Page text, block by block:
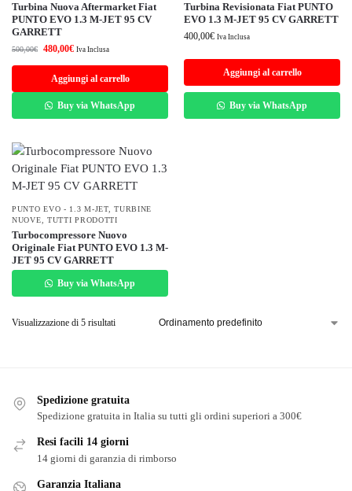
Turbina Nuova Aftermarket Fiat
PUNTO EVO 1.3 M-JET 95 CV
GARRETT
500,00€ 480,00€ Iva Inclusa
Aggiungi al carrello
Buy via WhatsApp
Turbina Revisionata Fiat PUNTO
EVO 1.3 M-JET 95 CV GARRETT
400,00€ Iva Inclusa
Aggiungi al carrello
Buy via WhatsApp
PUNTO EVO - 1.3 M-JET,TURBINE
NUOVE
TUTTI PRODOTTI
Turbocompressore Nuovo
Originale Fiat PUNTO EVO 1.3 M-
JET 95 CV GARRETT
Buy via WhatsApp
Visualizzazione di 5 risultati
Spedizione gratuita
Spedizione gratuita in Italia su tutti gli ordini superiori a 300€
Resi facili 14 giorni
14 giorni di garanzia di rimborso
Garanzia Italiana